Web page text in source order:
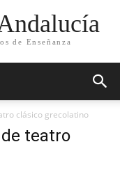
de Enseñanza
clásico grecolatino
teatro